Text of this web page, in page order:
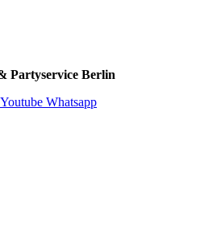
Partyservice Berlin
Youtube Whatsapp